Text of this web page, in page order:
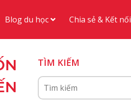
Blog du học Chia sẻ & Kết nối
TÌM KIẾM